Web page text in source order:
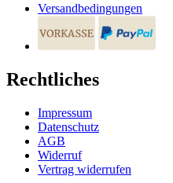
Versandbedingungen
Rechtliches
Impressum
Datenschutz
AGB
Widerruf
Vertrag widerrufen